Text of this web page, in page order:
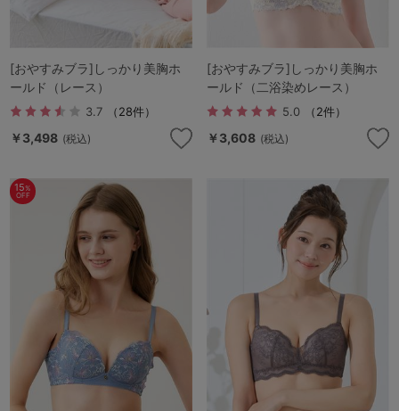
[おやすみブラ]しっかり美胸ホ
ールド（レース）
3.7 （28件）
￥3,498 (税込)
[おやすみブラ]しっかり美胸ホ
ールド（二浴染めレース）
5.0 （2件）
￥3,608 (税込)
15%
OFF